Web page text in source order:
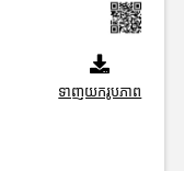
ទាញយករូបភាព